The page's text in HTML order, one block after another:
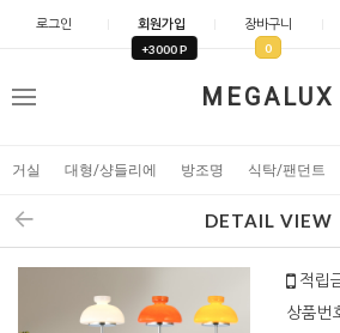
로그인 회원가입
+3000 P
장바구니
0
MEGALUX
메
거실 대형/샹들리에 방조명 식탁/팬던트
DETAIL VIEW
적립
상품번